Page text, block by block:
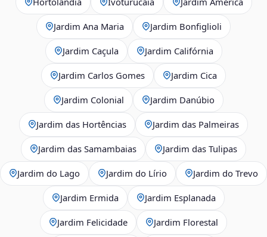
Jardim Ana Maria Jardim Bonfiglioli
Jardim Caçula Jardim Califórnia
Jardim Carlos Gomes Jardim Cica
Jardim Colonial Jardim Danúbio
Jardim das Hortências Jardim das Palmeiras
Jardim das Samambaias Jardim das Tulipas
Jardim do Lago Jardim do Lírio Jardim do Trevo
Jardim Ermida Jardim Esplanada
Jardim Felicidade Jardim Florestal